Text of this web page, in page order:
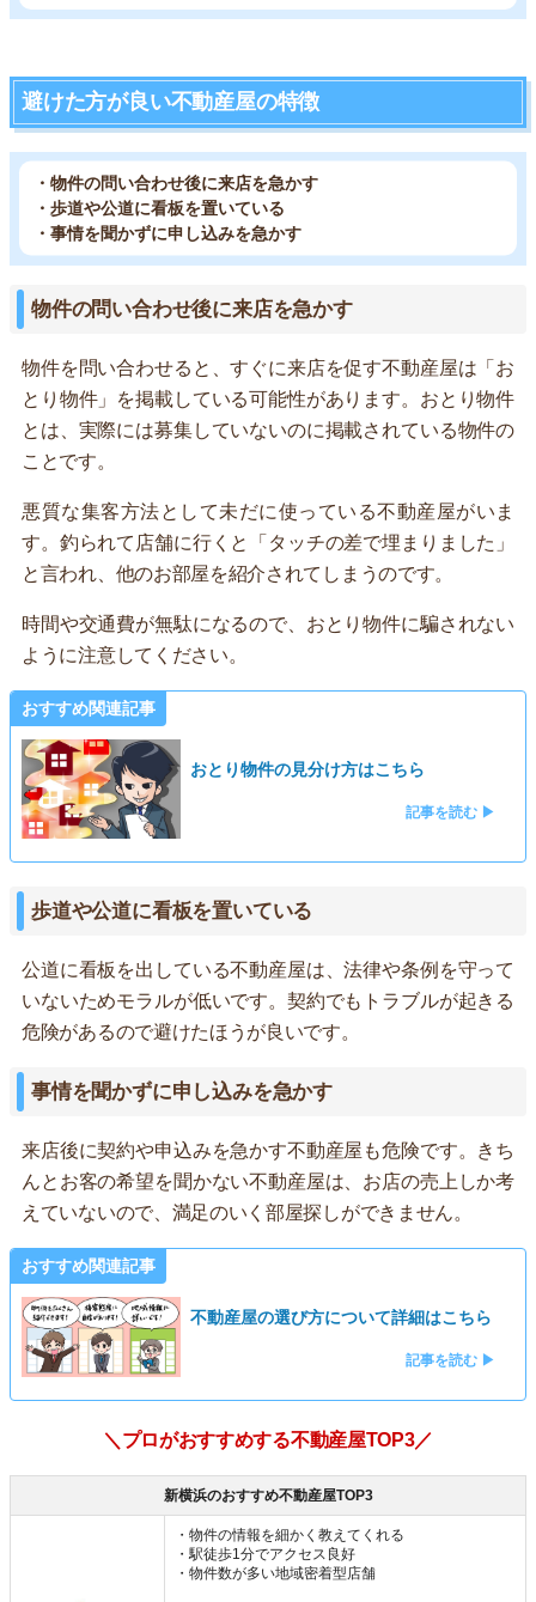
避けた方が良い不動産屋の特徴
・物件の問い合わせ後に来店を急かす
・歩道や公道に看板を置いている
・事情を聞かずに申し込みを急かす
物件の問い合わせ後に来店を急かす
物件を問い合わせると、すぐに来店を促す不動産屋は「お
とり物件」を掲載している可能性があります。おとり物件
とは、実際には募集していないのに掲載されている物件の
ことです。
悪質な集客方法として未だに使っている不動産屋がいま
す。釣られて店舗に行くと「タッチの差で埋まりました」
と言われ、他のお部屋を紹介されてしまうのです。
時間や交通費が無駄になるので、おとり物件に騙されない
ように注意してください。
おすすめ関連記事
おとり物件の見分け方はこちら
記事を読む ▶
歩道や公道に看板を置いている
公道に看板を出している不動産屋は、法律や条例を守って
いないためモラルが低いです。契約でもトラブルが起きる
危険があるので避けたほうが良いです。
事情を聞かずに申し込みを急かす
来店後に契約や申込みを急かす不動産屋も危険です。きち
んとお客の希望を聞かない不動産屋は、お店の売上しか考
えていないので、満足のいく部屋探しができません。
おすすめ関連記事
不動産屋の選び方について詳細はこちら
記事を読む ▶
＼プロがおすすめする不動産屋TOP3／
新横浜のおすすめ不動産屋TOP3
・物件の情報を細かく教えてくれる
・駅徒歩1分でアクセス良好
・物件数が多い地域密着型店舗